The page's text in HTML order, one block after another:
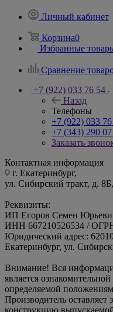
Личный кабинет
Корзина0
Избранные
Сравнение
+7 (922) 033 76 54
Назад
Телефоны
+7 (922) 033
+7 (343) 290 07
Заказать
Контактная информация
г. Екатеринбург,
ул. Сибирский тракт,
Реквизиты:
ИП Егоров Семен
ИНН 667210526534 /
Юридический адрес:
Екатеринбург, ул.
Внимание! Вся
является
определяемой
Производитель оставляет
конструкцию